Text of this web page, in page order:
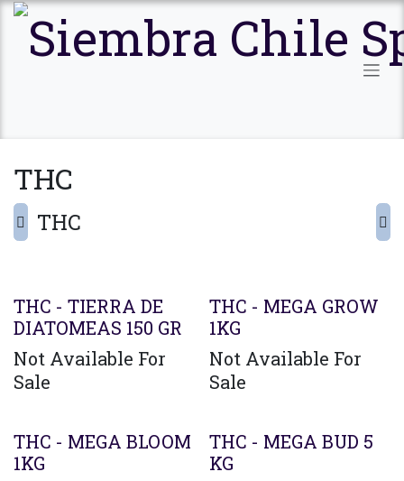
Ir al contenido
THC
THC
THC - TIERRA DE
DIATOMEAS 150 GR
Not Available For
Sale
THC - MEGA GROW
1KG
Not Available For
Sale
THC - MEGA BLOOM
1KG
THC - MEGA BUD 5
KG